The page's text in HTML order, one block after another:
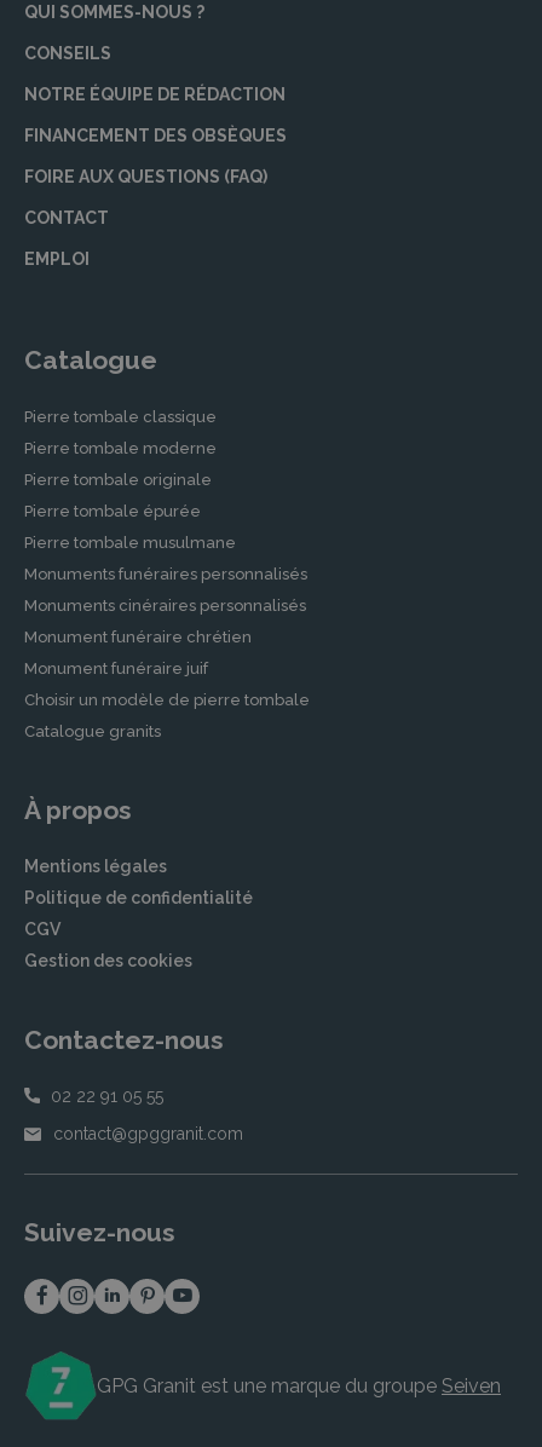
QUI SOMMES-NOUS ?
CONSEILS
NOTRE ÉQUIPE DE RÉDACTION
FINANCEMENT DES OBSÈQUES
FOIRE AUX QUESTIONS (FAQ)
CONTACT
EMPLOI
Catalogue
Pierre tombale classique
Pierre tombale moderne
Pierre tombale originale
Pierre tombale épurée
Pierre tombale musulmane
Monuments funéraires personnalisés
Monuments cinéraires personnalisés
Monument funéraire chrétien
Monument funéraire juif
Choisir un modèle de pierre tombale
Catalogue granits
À propos
Mentions légales
Politique de confidentialité
CGV
Gestion des cookies
Contactez-nous
02 22 91 05 55
contact@gpggranit.com
Suivez-nous
GPG Granit est une marque du groupe Seiven